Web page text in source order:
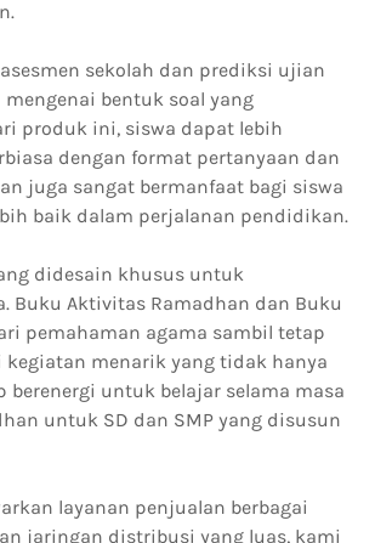
sekolah dan prediksi ujian
bentuk soal yang
produk ini, siswa dapat lebih
dengan format pertanyaan dan
juga sangat bermanfaat bagi siswa
baik dalam perjalanan pendidikan.
didesain khusus untuk
Buku Aktivitas Ramadhan dan Buku
pemahaman agama sambil tetap
kegiatan menarik yang tidak hanya
untuk belajar selama masa
untuk SD dan SMP yang disusun
layanan penjualan berbagai
jaringan distribusi yang luas, kami